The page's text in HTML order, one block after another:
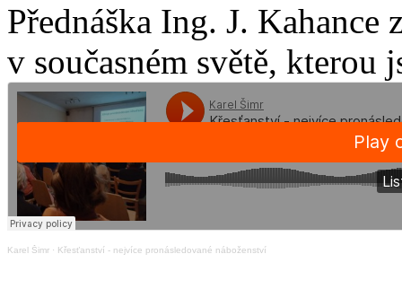
Přednáška Ing. J.
v současném světě, kterou
Karel Šimr · Křesťanství - nejvíce pronásledované náboženství